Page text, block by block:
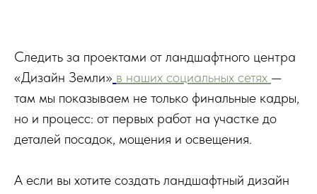
Следить за проектами от ландшафтного центра
«Дизайн Земли» в наших социальных сетях —
там мы показываем не только финальные кадры,
но и процесс: от первых работ на участке до
деталей посадок, мощения и освещения.
А если вы хотите создать ландшафтный дизайн